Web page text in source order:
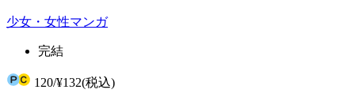
少女・女性マンガ
完結
120/¥132(税込)